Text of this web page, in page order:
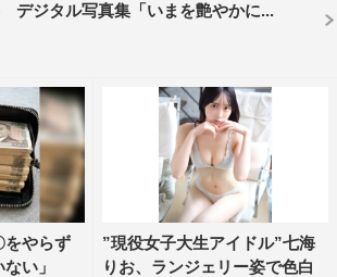
デジタル写真集「いまを艶やかに...
をやらず
い」
”現役女子大生アイドル”七海
りお、ランジェリー姿で色白